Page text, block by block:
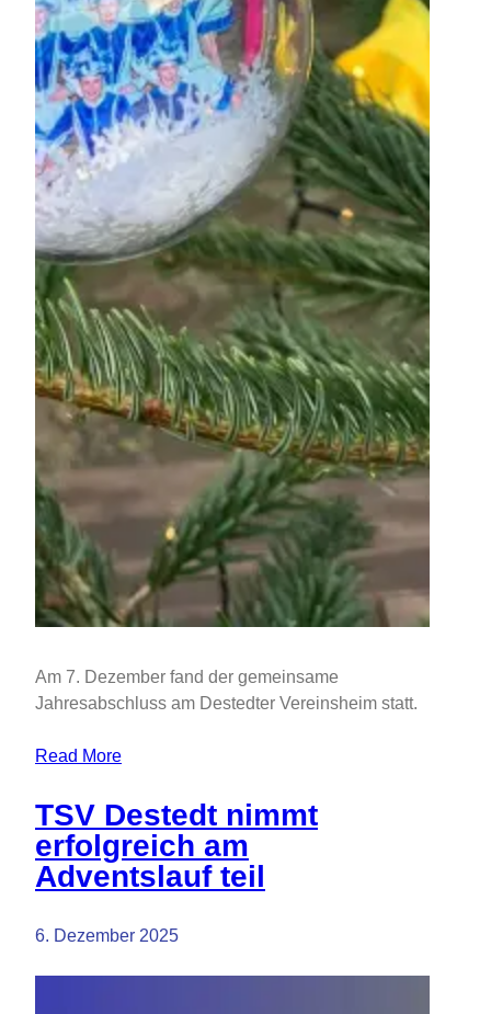
Am 7. Dezember fand der gemeinsame
Jahresabschluss am Destedter Vereinsheim statt.
Read More
TSV Destedt nimmt
erfolgreich am
Adventslauf teil
6. Dezember 2025